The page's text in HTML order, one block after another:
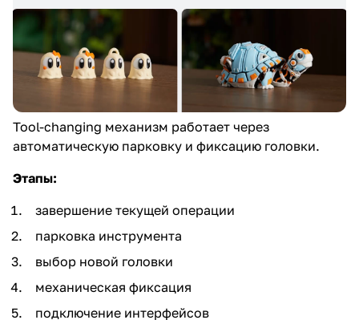
Tool-changing механизм работает через
автоматическую парковку и фиксацию головки.
Этапы:
завершение текущей операции
парковка инструмента
выбор новой головки
механическая фиксация
подключение интерфейсов